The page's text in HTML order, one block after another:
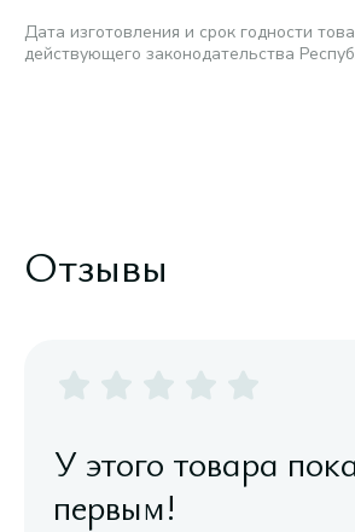
Дата изготовления и срок годности
действующего законодательства
Отзывы
У этого товара
первым!